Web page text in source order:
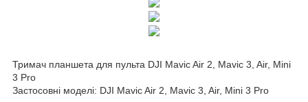
Тримач планшета для пульта DJI Mavic Air 2, Mavic 3, Air, Mini
3 Pro
Застосовні моделі: DJI Mavic Air 2, Mavic 3, Air, Mini 3 Pro